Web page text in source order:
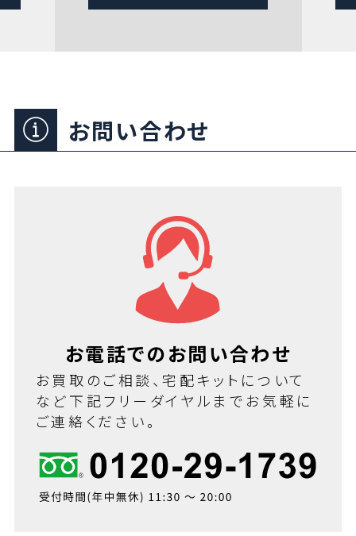
お問い合わせ
お電話でのお問い合わせ
お買取のご相談、宅配キットについて
など下記フリーダイヤルまでお気軽に
ご連絡ください。